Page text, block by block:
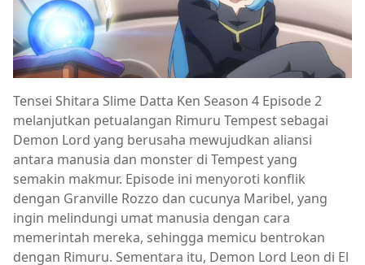
Tensei Shitara Slime Datta Ken Season 4 Episode 2
melanjutkan petualangan Rimuru Tempest sebagai
Demon Lord yang berusaha mewujudkan aliansi
antara manusia dan monster di Tempest yang
semakin makmur. Episode ini menyoroti konflik
dengan Granville Rozzo dan cucunya Maribel, yang
ingin melindungi umat manusia dengan cara
memerintah mereka, sehingga memicu bentrokan
dengan Rimuru. Sementara itu, Demon Lord Leon di El